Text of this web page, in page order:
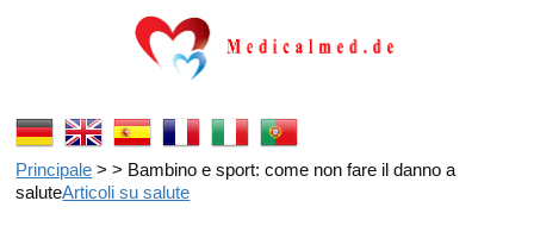
Principale > > Bambino e sport: come non fare il danno a
saluteArticoli su salute